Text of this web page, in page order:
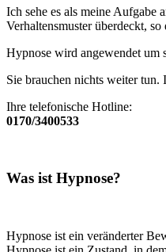
Ich sehe es als meine Aufgabe
Verhaltensmuster überdeckt,
Hypnose wird angewendet um
Sie brauchen nichts weiter tun.
Ihre telefonische Hotline:
0170/3400533
Was ist Hypnose?
Hypnose ist ein veränderter